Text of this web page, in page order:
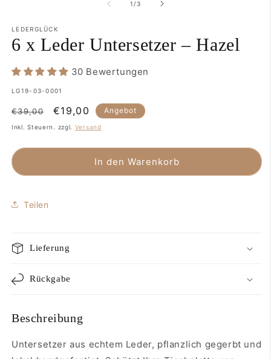
1 /von
3
LEDERGLÜCK
6 x Leder Untersetzer – Hazel
30 Bewertungen
SKU:
LG19-03-0001
Normaler
Preis
€39,00 Verkaufspreis
€19,00 Angebot
Inkl. Steuern. zzgl. Versand
In den Warenkorb
Teilen
Lieferung
Rückgabe
Beschreibung
Untersetzer aus echtem Leder, pflanzlich gegerbt und